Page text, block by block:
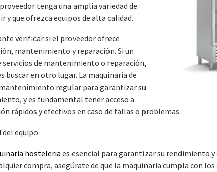
tenga una amplia variedad de
y que ofrezca equipos de alta calidad.
verificar si el proveedor ofrece
mantenimiento y reparación. Si un
servicios de mantenimiento o reparación,
buscar en otro lugar. La maquinaria de
regular para garantizar su
y es fundamental tener acceso a
rápidos y efectivos en caso de fallas o problemas.
del equipo
hosteleria es esencial para garantizar su rendimiento
compra, asegúrate de que la maquinaria cumpla con los